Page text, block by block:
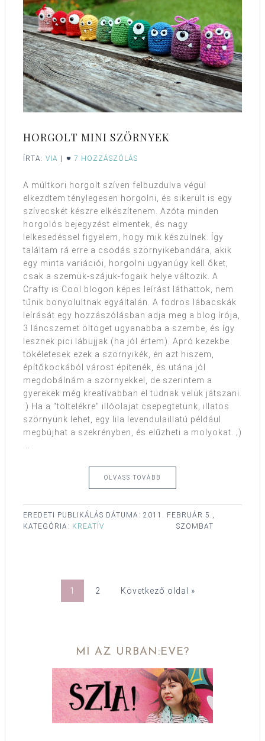
HORGOLT MINI SZÖRNYEK
ÍRTA: VIA | 7 HOZZÁSZÓLÁS
A múltkori horgolt szíven felbuzdulva végül
elkezdtem ténylegesen horgolni, és sikerült is egy
szívecskét készre elkészítenem. Azóta minden
horgolós bejegyzést elmentek, és nagy
lelkesedéssel figyelem, hogy mik készülnek. Így
találtam rá erre a csodás szörnyikebandára, akik
egy minta variációi, horgolni ugyanúgy kell őket,
csak a szemük-szájuk-fogaik helye változik. A
Crafty is Cool blogon képes leírást láthattok, nem
tűnik bonyolultnak egyáltalán. A fodros lábacskák
leírását egy hozzászólásban adja meg a blog írója,
3 láncszemet öltöget ugyanabba a szembe, és így
lesznek pici lábujjak (ha jól értem). Apró kezekbe
tökéletesek ezek a szörnyikék, én azt hiszem,
építőkockából várost építenék, és utána jól
megdobálnám a szörnyekkel, de szerintem a
gyerekek még kreatívabban el tudnak velük játszani.
:) Ha a "töltelékre" illóolajat csepegtetünk, illatos
szörnyünk lehet, egy lila levendulaillatú például
megbújhat a szekrényben, és elűzheti a molyokat. ;)
OLVASS TOVÁBB
EREDETI PUBLIKÁLÁS DÁTUMA: 2011. FEBRUÁR 5.,
SZOMBAT
KATEGÓRIA: KREATÍV
1 2 Következő oldal »
MI AZ URBAN:EVE?